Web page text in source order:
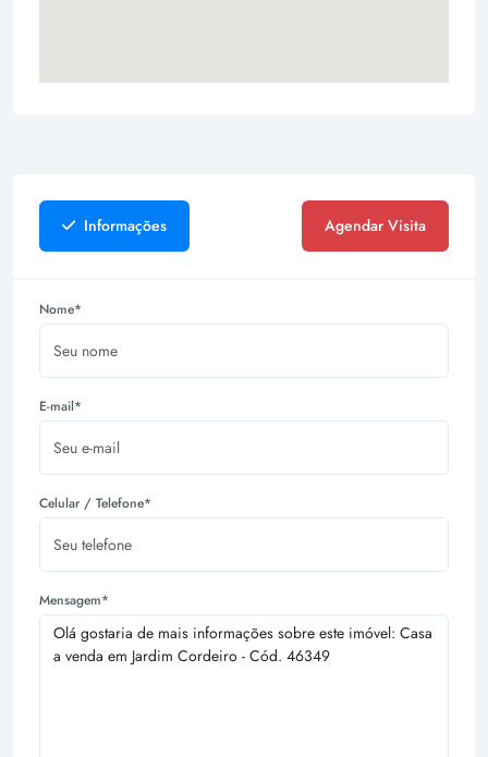
Informações Agendar Visita
Nome*
E-mail*
Celular / Telefone*
Mensagem*